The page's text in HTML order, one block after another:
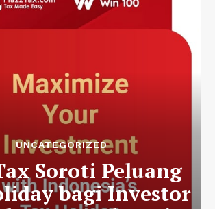
UNCATEGORIZED
Soroti Peluang
bagi Investor